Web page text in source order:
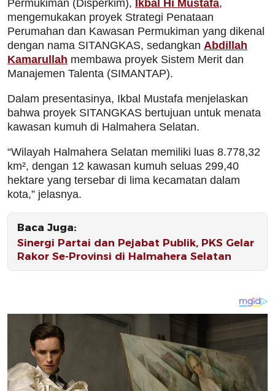
Permukiman (Disperkim), Ikbal Hi Mustafa,
mengemukakan proyek Strategi Penataan
Perumahan dan Kawasan Permukiman yang dikenal
dengan nama SITANGKAS, sedangkan Abdillah
Kamarullah membawa proyek Sistem Merit dan
Manajemen Talenta (SIMANTAP).
Dalam presentasinya, Ikbal Mustafa menjelaskan
bahwa proyek SITANGKAS bertujuan untuk menata
kawasan kumuh di Halmahera Selatan.
“Wilayah Halmahera Selatan memiliki luas 8.778,32
km², dengan 12 kawasan kumuh seluas 299,40
hektare yang tersebar di lima kecamatan dalam
kota,” jelasnya.
Baca Juga:
Sinergi Partai dan Pejabat Publik, PKS Gelar
Rakor Se-Provinsi di Halmahera Selatan